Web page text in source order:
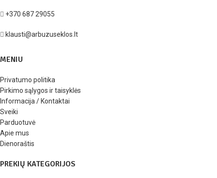
+370 687 29055
klausti@arbuzuseklos.lt
MENIU
Privatumo politika
Pirkimo sąlygos ir taisyklės
Informacija / Kontaktai
Sveiki
Parduotuvė
Apie mus
Dienoraštis
PREKIŲ KATEGORIJOS